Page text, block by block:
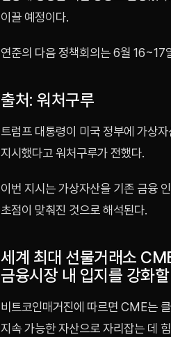
이끌 예정이다.
연준의 다음 정책회의는 6월 16~17
출처: 워처구루
트럼프 대통령이 미국 정부에 가상
지시했다고 워처구루가 전했다.
이번 지시는 가상자산을 기존 금융
초점이 맞춰진 것으로 해석된다.
세계 최대 선물거래소
금융시장 내 입지를 강화
비트코인매거진에 따르면 CME는
지속 가능한 자산으로 자리잡는 데